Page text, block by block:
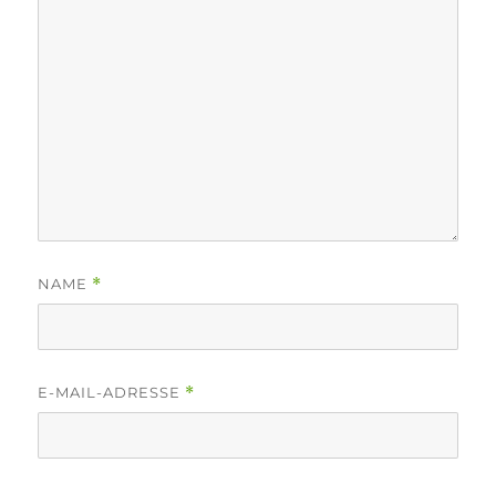
NAME *
E-MAIL-ADRESSE *